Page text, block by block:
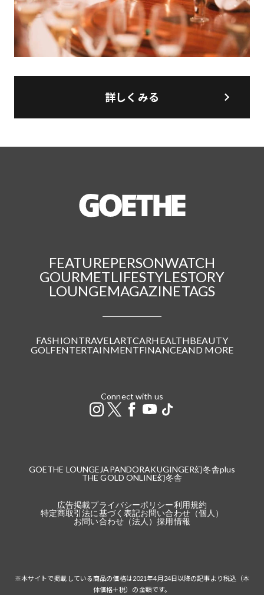
詳しくみる
FEATUREPERSONWATCH
GOURMETLIFESTYLESTORY
LOUNGEMAGAZINETAGS
FASHIONTRAVELARTCARHEALTHBEAUTY
GOLFENTERTAINMENTFINANCEAND MORE
Connect with us
GOETHE LOUNGE JAPANDORAKUGINGER幻冬舎plus
THE GOLD ONLINE幻冬舎
広告掲載プライバシーポリシー利用規約
特定商取引法に基づく表記お問い合わせ（個人）
お問い合わせ（法人）採用情報
※本サイトで掲載している商品の価格は2021年4月24日以降の記事より税込（本
体価格＋税）の金額です。